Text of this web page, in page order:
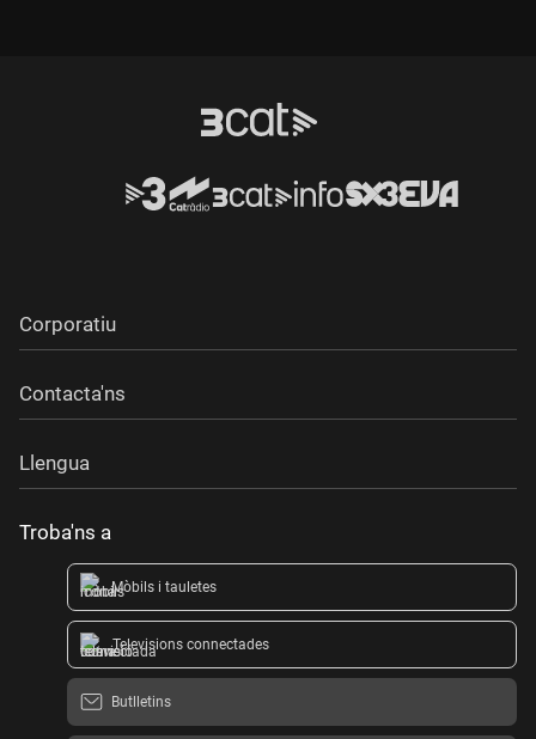
Corporatiu
Contacta'ns
Llengua
Troba'ns a
Mòbils i tauletes
Televisions connectades
Butlletins